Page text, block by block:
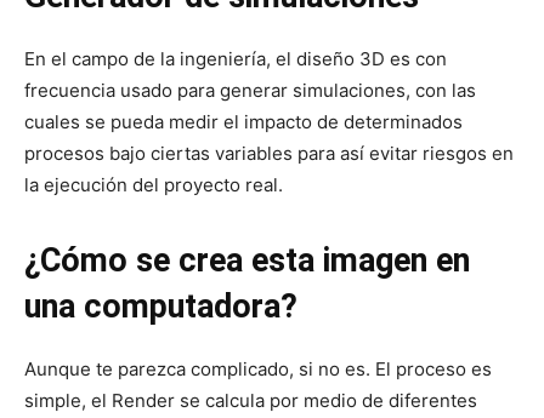
En el campo de la ingeniería, el diseño 3D es con
frecuencia usado para generar simulaciones, con las
cuales se pueda medir el impacto de determinados
procesos bajo ciertas variables para así evitar riesgos en
la ejecución del proyecto real.
¿Cómo se crea esta imagen en
una computadora?
Aunque te parezca complicado, si no es. El proceso es
simple, el Render se calcula por medio de diferentes